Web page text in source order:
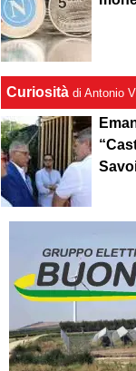
Curiosità di Antonio